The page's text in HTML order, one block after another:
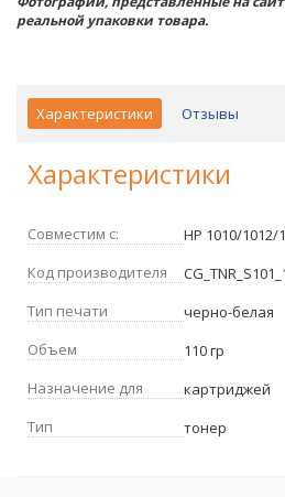
реальной упаковки товара.
Характеристики Отзывы
Характеристики
Совместим с:
HP 1010/1012/
Код производителя
Тип печати
черно-белая
Объем
110 гр
Назначение для
картриджей
Тип
тонер